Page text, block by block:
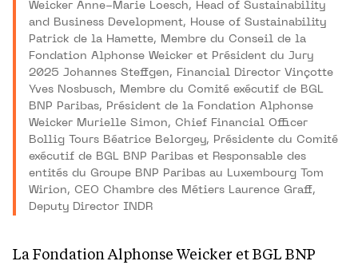
Weicker Anne-Marie Loesch, Head of Sustainability
and Business Development, House of Sustainability
Patrick de la Hamette, Membre du Conseil de la
Fondation Alphonse Weicker et Président du Jury
2025 Johannes Steffgen, Financial Director Vinçotte
Yves Nosbusch, Membre du Comité exécutif de BGL
BNP Paribas, Président de la Fondation Alphonse
Weicker Murielle Simon, Chief Financial Officer
Bollig Tours Béatrice Belorgey, Présidente du Comité
exécutif de BGL BNP Paribas et Responsable des
entités du Groupe BNP Paribas au Luxembourg Tom
Wirion, CEO Chambre des Métiers Laurence Graff,
Deputy Director INDR
La Fondation Alphonse Weicker et BGL BNP